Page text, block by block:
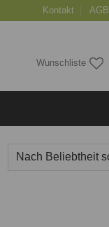
Kontakt AGB
Wunschliste